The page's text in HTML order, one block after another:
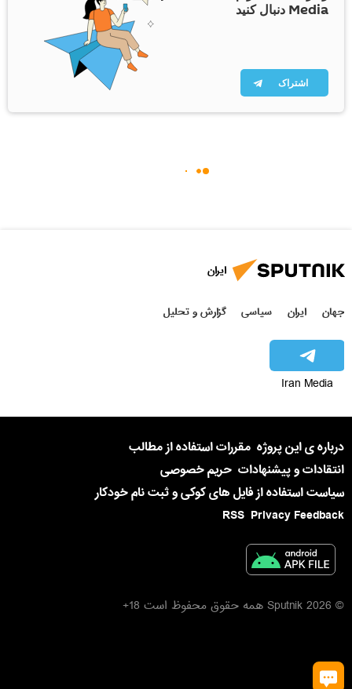
Media دنبال کنید
اشتراک
ایران
جهان ایران سیاسی گزارش و تحلیل
Iran Media
درباره ی این پروژه مقررات استفاده از مطالب
انتقادات و پیشنهادات حریم خصوصی
سیاست استفاده از فایل های کوکی و ثبت نام خودکار
Privacy Feedback
RSS
© 2026 Sputnik همه حقوق محفوظ است 18+